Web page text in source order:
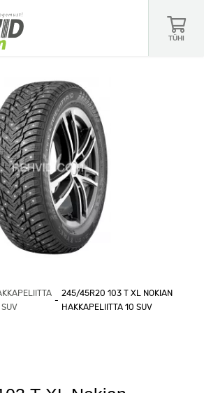
TÜHI
245/45R20 103 T XL NOKIAN
HAKKAPELIITTA 10 SUV